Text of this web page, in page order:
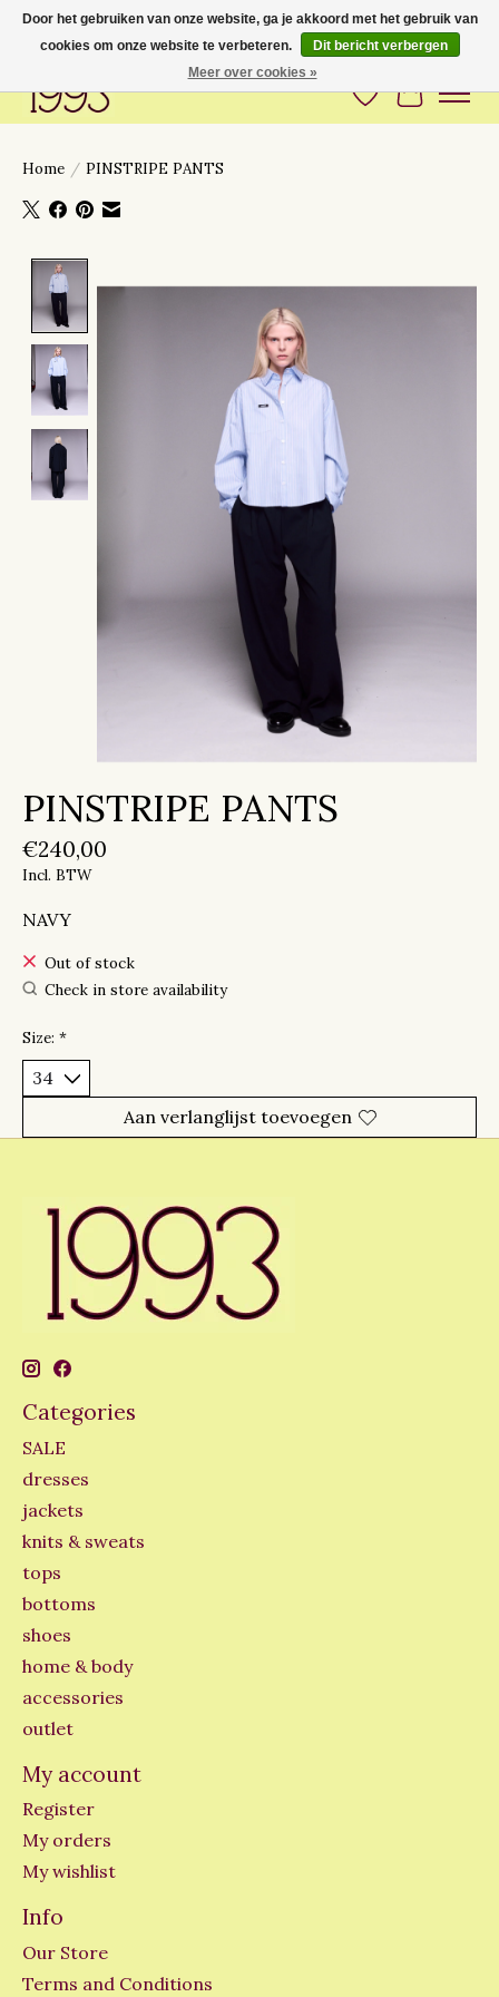
Love to have you around
Verlanglijst
Home / PINSTRIPE PANTS
PINSTRIPE PANTS
€240,00
Incl. BTW
NAVY
Out of stock
Check in store availability
Size: *
Aan verlanglijst toevoegen
Categories
SALE
dresses
jackets
knits & sweats
tops
bottoms
shoes
home & body
accessories
outlet
My account
Register
My orders
My wishlist
Info
Our Store
Terms and Conditions
Door het gebruiken van onze website, ga je akkoord met het gebruik van
cookies om onze website te verbeteren.
Dit bericht verbergen
Meer over cookies »